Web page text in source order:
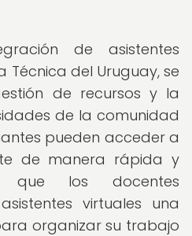
de asistentes
Técnica del Uruguay, se
de recursos y la
de la comunidad
pueden acceder a
de manera rápida y
que los docentes
virtuales una
organizar su trabajo